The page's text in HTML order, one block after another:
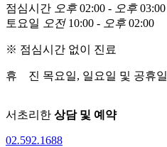
점심시간 오후02:00 - 오후03:00
토요일 오전10:00 - 오후02:00
※ 점심시간 없이 진료
휴 진 목요일, 일요일 및 공휴일
서초리한 상담 및 예약
02.592.1688